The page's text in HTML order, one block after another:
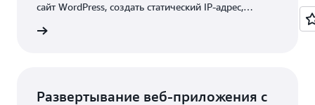
сайт WordPress, создать статический IP-адрес,
привязать свой домен к инстансу. По завершении
Lightsail.
Развертывание веб-приложения с